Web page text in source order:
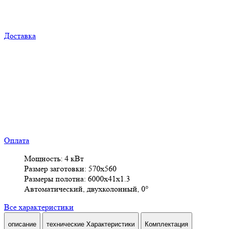
Доставка
Оплата
Мощность: 4 кВт
Размер заготовки: 570х560
Размеры полотна: 6000х41х1.3
Автоматический, двухколонный, 0°
Все характеристики
описание технические Характеристики Комплектация